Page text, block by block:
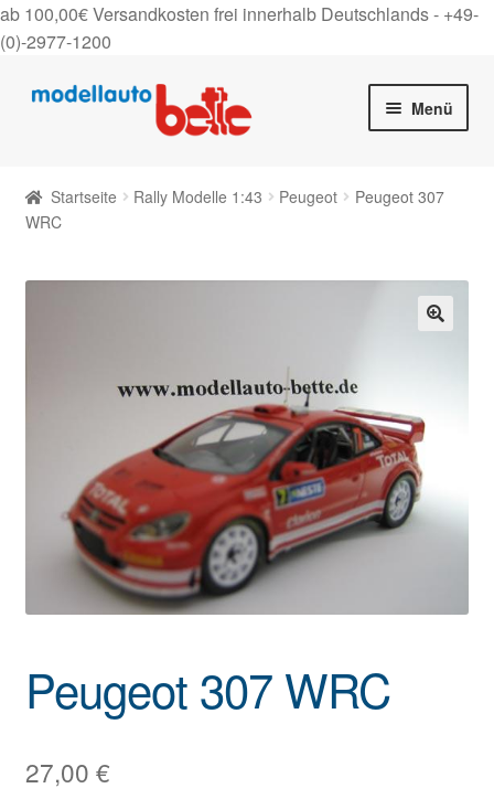
ab 100,00€ Versandkosten frei innerhalb Deutschlands - +49-
(0)-2977-1200
Zur
Zum
Menü
Shop
Gutscheine
Startseite Rally Modelle 1:43 Peugeot
Peugeot 307
WRC
Peugeot 307 WRC
27,00 €